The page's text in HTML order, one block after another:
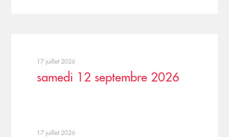
17 juillet 2026
samedi 12 septembre 2026
17 juillet 2026